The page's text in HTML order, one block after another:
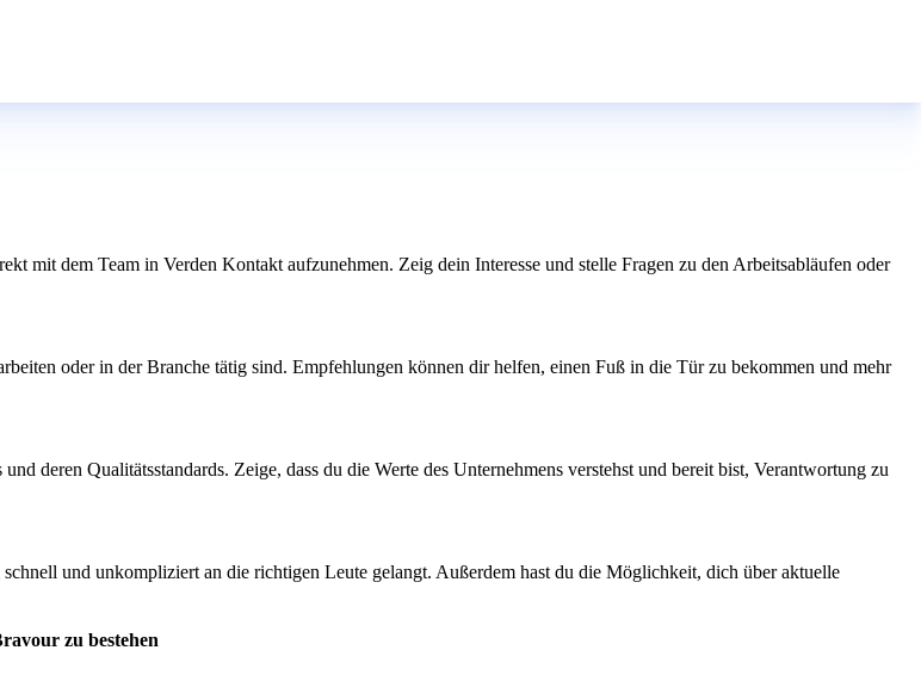
mit dem Team in Verden Kontakt aufzunehmen. Zeig dein Interesse und stelle Fragen zu den Arbeitsabläufen oder
oder in der Branche tätig sind. Empfehlungen können dir helfen, einen Fuß in die Tür zu bekommen und mehr
deren Qualitätsstandards. Zeige, dass du die Werte des Unternehmens verstehst und bereit bist, Verantwortung zu
und unkompliziert an die richtigen Leute gelangt. Außerdem hast du die Möglichkeit, dich über aktuelle
zu bestehen